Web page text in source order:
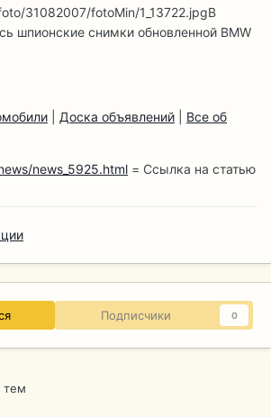
31082007/fotoMin/1_13722.jpgВ
шпионские снимки обновленной BMW
Доска объявлений
Все об
news_5925.html = Ссылка на статью
Подписчики 0
тем